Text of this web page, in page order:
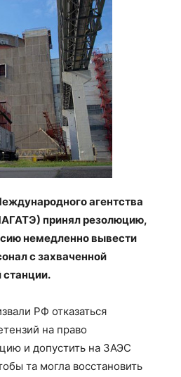
агентства
принял резолюцию,
немедленно вывести
с захваченной
РФ отказаться
на право
и допустить на ЗАЭС
та могла восстановить